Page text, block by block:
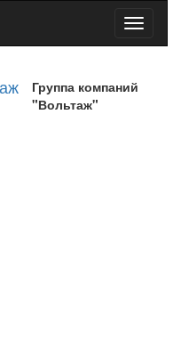
Toggle
Группа компаний
"Вольтаж"